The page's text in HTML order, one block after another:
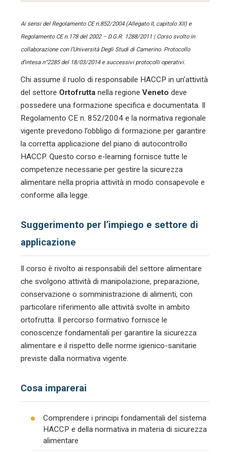
Ai sensi del Regolamento CE n.852/2004 (Allegato II, capitolo XII) e
Regolamento CE n.178 del 2002 – D.G.R. 1288/2011 | Corso svolto in
collaborazione con l’Università Degli Studi di Camerino. Protocollo
d’intesa n°2285 del 18/03/2014 e successivi protocolli operativi.
Chi assume il ruolo di responsabile HACCP in un’attività
del settore Ortofrutta nella regione Veneto deve
possedere una formazione specifica e documentata. Il
Regolamento CE n. 852/2004 e la normativa regionale
vigente prevedono l’obbligo di formazione per garantire
la corretta applicazione del piano di autocontrollo
HACCP. Questo corso e-learning fornisce tutte le
competenze necessarie per gestire la sicurezza
alimentare nella propria attività in modo consapevole e
conforme alla legge.
Suggerimento per l’impiego e settore di
applicazione
Il corso è rivolto ai responsabili del settore alimentare
che svolgono attività di manipolazione, preparazione,
conservazione o somministrazione di alimenti, con
particolare riferimento alle attività svolte in ambito
ortofrutta. Il percorso formativo fornisce le
conoscenze fondamentali per garantire la sicurezza
alimentare e il rispetto delle norme igienico-sanitarie
previste dalla normativa vigente.
Cosa imparerai
Comprendere i principi fondamentali del sistema
HACCP e della normativa in materia di sicurezza
alimentare